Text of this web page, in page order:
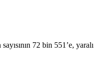
72 bin 551’e, yaralı